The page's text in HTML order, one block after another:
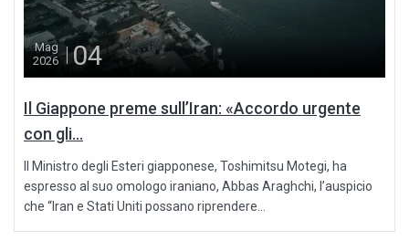
Mag
2026
04
Il Giappone preme sull’Iran: «Accordo urgente
con gli...
Il Ministro degli Esteri giapponese, Toshimitsu Motegi, ha
espresso al suo omologo iraniano, Abbas Araghchi, l’auspicio
che “Iran e Stati Uniti possano riprendere...